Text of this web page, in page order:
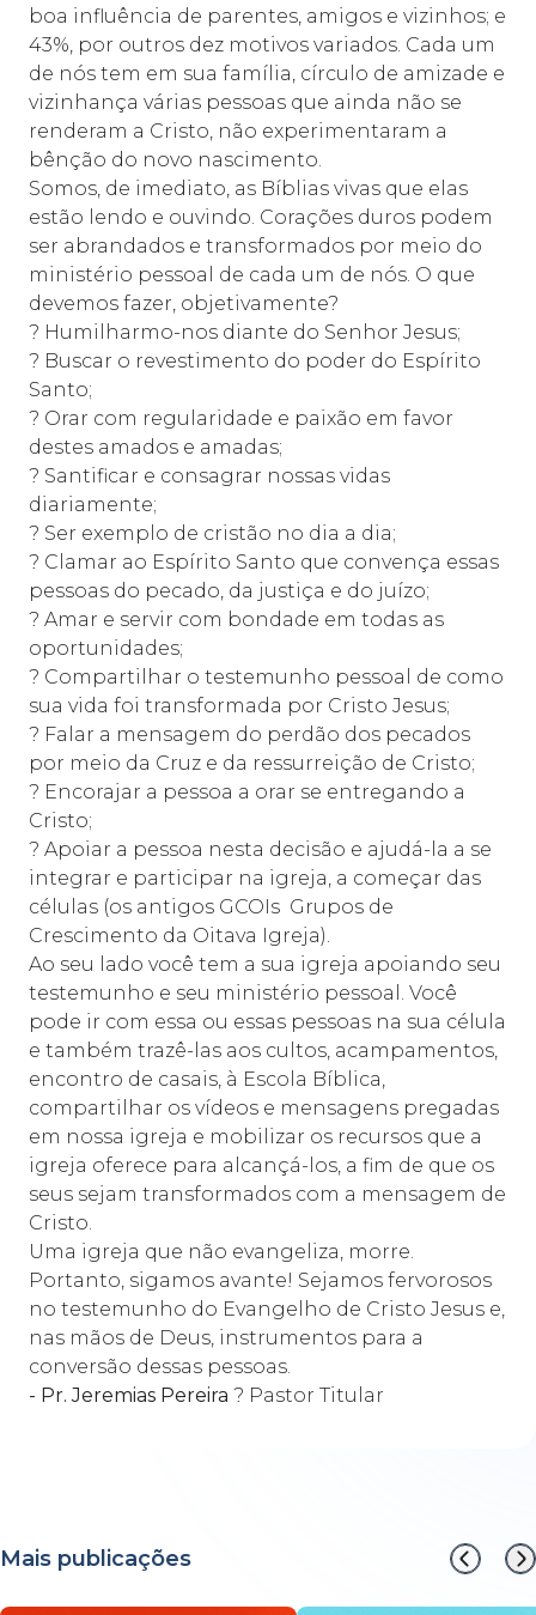
boa influência de parentes, amigos e vizinhos; e
43%, por outros dez motivos variados. Cada um
de nós tem em sua família, círculo de amizade e
vizinhança várias pessoas que ainda não se
renderam a Cristo, não experimentaram a
bênção do novo nascimento.
Somos, de imediato, as Bíblias vivas que elas
estão lendo e ouvindo. Corações duros podem
ser abrandados e transformados por meio do
ministério pessoal de cada um de nós. O que
devemos fazer, objetivamente?
? Humilharmo-nos diante do Senhor Jesus;
? Buscar o revestimento do poder do Espírito
Santo;
? Orar com regularidade e paixão em favor
destes amados e amadas;
? Santificar e consagrar nossas vidas
diariamente;
? Ser exemplo de cristão no dia a dia;
? Clamar ao Espírito Santo que convença essas
pessoas do pecado, da justiça e do juízo;
? Amar e servir com bondade em todas as
oportunidades;
? Compartilhar o testemunho pessoal de como
sua vida foi transformada por Cristo Jesus;
? Falar a mensagem do perdão dos pecados
por meio da Cruz e da ressurreição de Cristo;
? Encorajar a pessoa a orar se entregando a
Cristo;
? Apoiar a pessoa nesta decisão e ajudá-la a se
integrar e participar na igreja, a começar das
células (os antigos GCOIs  Grupos de
Crescimento da Oitava Igreja).
Ao seu lado você tem a sua igreja apoiando seu
testemunho e seu ministério pessoal. Você
pode ir com essa ou essas pessoas na sua célula
e também trazê-las aos cultos, acampamentos,
encontro de casais, à Escola Bíblica,
compartilhar os vídeos e mensagens pregadas
em nossa igreja e mobilizar os recursos que a
igreja oferece para alcançá-los, a fim de que os
seus sejam transformados com a mensagem de
Cristo.
Uma igreja que não evangeliza, morre.
Portanto, sigamos avante! Sejamos fervorosos
no testemunho do Evangelho de Cristo Jesus e,
nas mãos de Deus, instrumentos para a
conversão dessas pessoas.
- Pr. Jeremias Pereira ? Pastor Titular
Mais publicações